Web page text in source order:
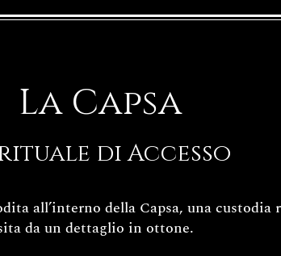
La Capsa
di Accesso
all’interno della Capsa, una custodia
da un dettaglio in ottone.